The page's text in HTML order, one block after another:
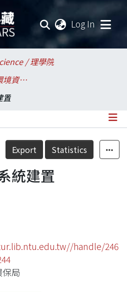
Log In
/ 理學院
Geography / 地理環境資源學系
置
Details
Export Statistics
統建置
handle/246
局